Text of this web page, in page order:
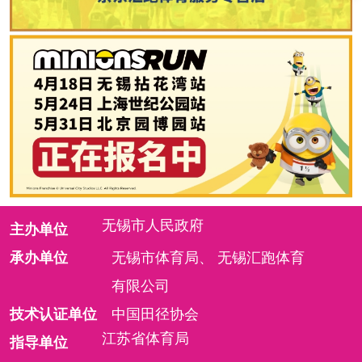
主办单位
无锡市人民政府
承办单位
无锡市体育局、
无锡汇跑体育
有限公司
技术认证单位
中国田径协会
指导单位
江苏省体育局